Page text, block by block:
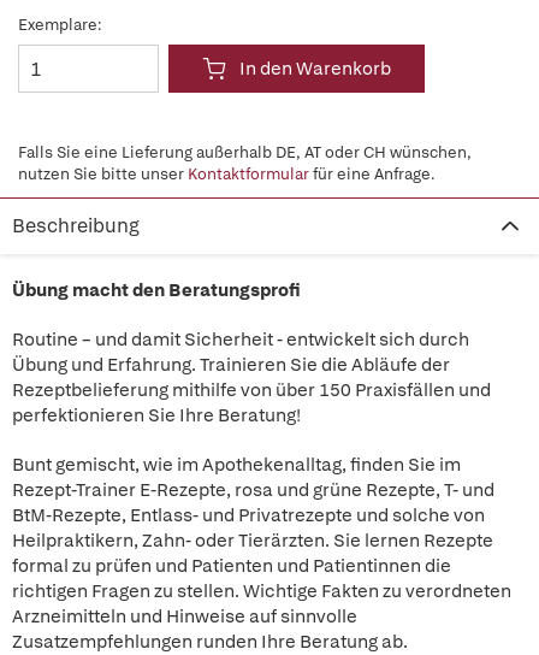
Exemplare:
In den Warenkorb
Falls Sie eine Lieferung außerhalb DE, AT oder CH wünschen,
nutzen Sie bitte unser Kontaktformularfür eine Anfrage.
Beschreibung
Übung macht den Beratungsprofi
Routine – und damit Sicherheit - entwickelt sich durch
Übung und Erfahrung. Trainieren Sie die Abläufe der
Rezeptbelieferung mithilfe von über 150 Praxisfällen und
perfektionieren Sie Ihre Beratung!
Bunt gemischt, wie im Apothekenalltag, finden Sie im
Rezept-Trainer E-Rezepte, rosa und grüne Rezepte, T- und
BtM-Rezepte, Entlass- und Privatrezepte und solche von
Heilpraktikern, Zahn- oder Tierärzten. Sie lernen Rezepte
formal zu prüfen und Patienten und Patientinnen die
richtigen Fragen zu stellen. Wichtige Fakten zu verordneten
Arzneimitteln und Hinweise auf sinnvolle
Zusatzempfehlungen runden Ihre Beratung ab.